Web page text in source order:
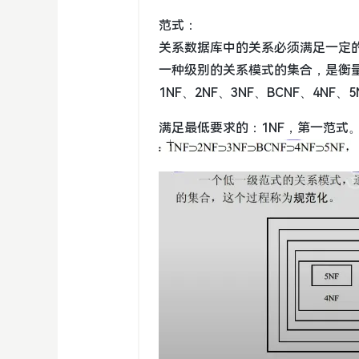
范式：
关系数据库中的关系必须满足一定
一种级别的关系模式的集合，是衡
1NF、2NF、3NF、BCNF、4NF、
满足最低要求的：1NF，第一范式